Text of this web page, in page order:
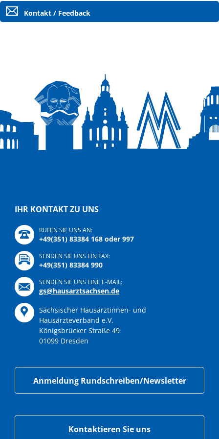
Kontakt / Feedback
IHR KONTAKT ZU UNS
RUFEN SIE UNS AN:
+49(351) 83384 168 oder 997
SENDEN SIE UNS EIN FAX:
+49(351) 83384 990
SENDEN SIE UNS EINE E-MAIL:
gs@hausarztsachsen.de
Sächsischer Hausärztinnen- und
Hausärzteverband e.V.
Königsbrücker Straße 49
01099 Dresden
Anmeldung Rundschreiben/Newsletter
Kontaktieren Sie uns